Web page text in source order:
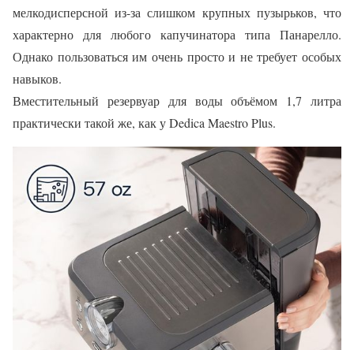
мелкодисперсной из-за слишком крупных пузырьков, что
характерно для любого капучинатора типа Панарелло.
Однако пользоваться им очень просто и не требует особых
навыков.
Вместительный резервуар для воды объёмом 1,7 литра
практически такой же, как у Dedica Maestro Plus.